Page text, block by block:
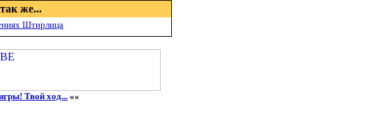
же...
Штирлица
Твой ход...««